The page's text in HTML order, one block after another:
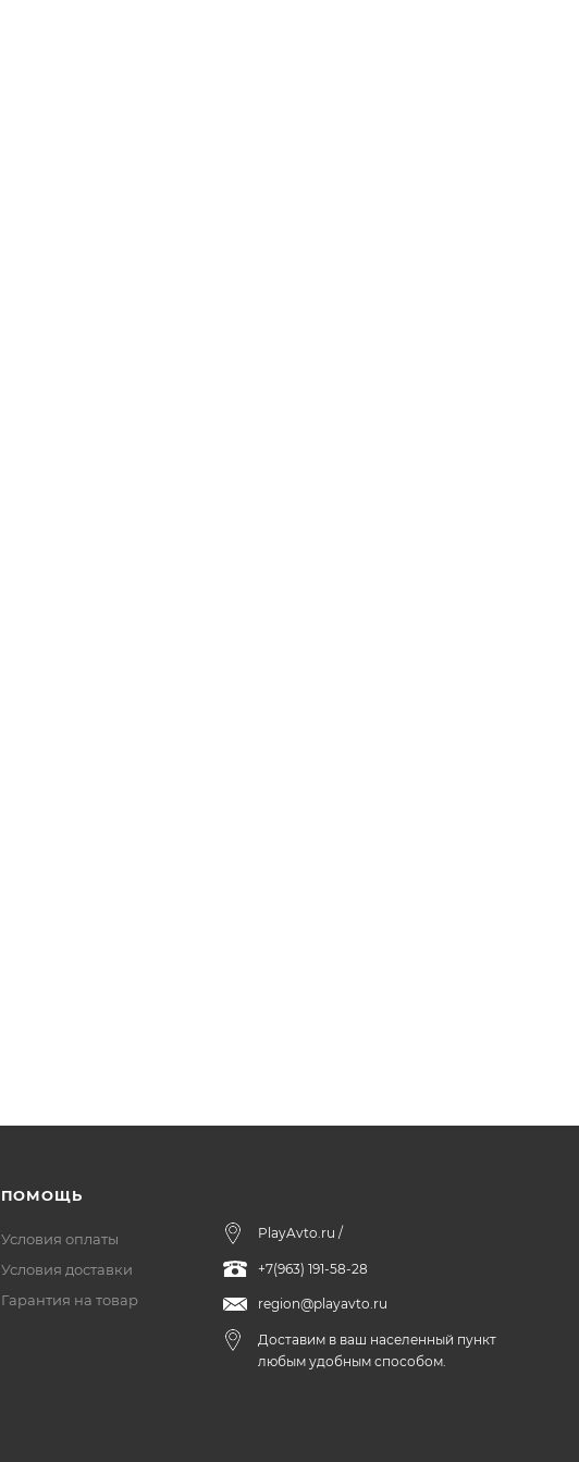
ПОМОЩЬ
Условия оплаты
Условия доставки
Гарантия на товар
PlayAvto.ru /
+7(963) 191-58-28
region@playavto.ru
Доставим в ваш населенный пункт
любым удобным способом.